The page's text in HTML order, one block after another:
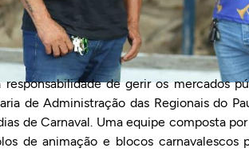
responsabilidade de gerir os mercados
de Administração das Regionais do
de Carnaval. Uma equipe composta
de animação e blocos carnavalescos